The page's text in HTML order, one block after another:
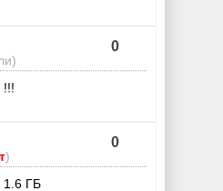
0
)
0
, 1.6 ГБ